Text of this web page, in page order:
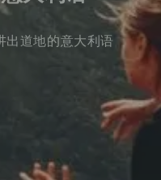
出道地的意大利语